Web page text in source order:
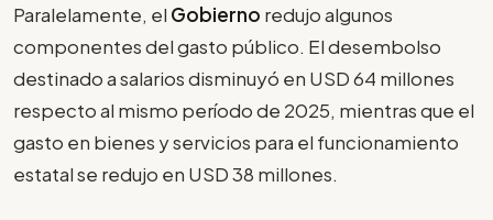
Paralelamente, el Gobierno redujo algunos
componentes del gasto público. El desembolso
destinado a salarios disminuyó en USD 64 millones
respecto al mismo período de 2025, mientras que el
gasto en bienes y servicios para el funcionamiento
estatal se redujo en USD 38 millones.